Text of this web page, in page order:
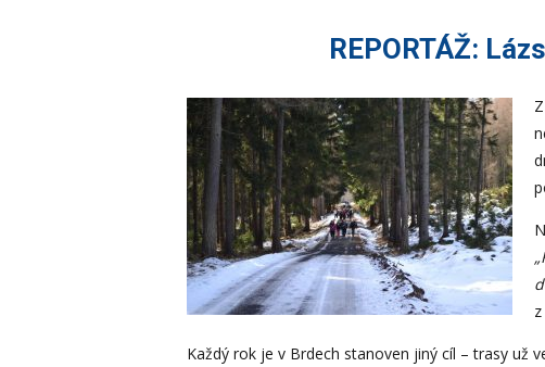
REPORTÁŽ:
Každý rok je v Brdech stanoven jiný cíl – trasy už